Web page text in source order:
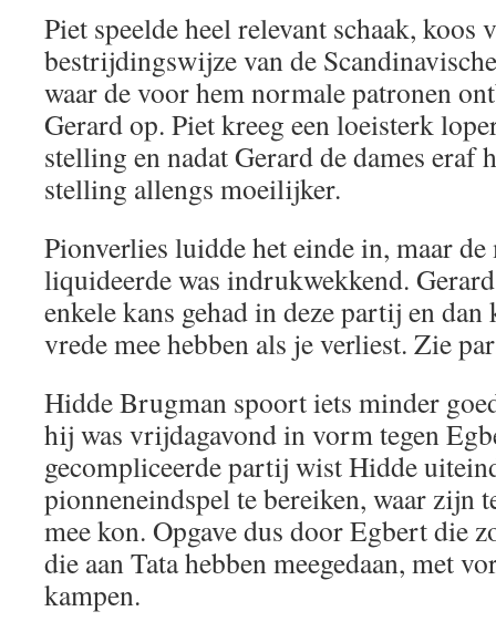
Piet speelde heel relevant schaak, koos
bestrijdingswijze van de
waar de voor hem normale patronen
Gerard op. Piet kreeg een loeisterk
stelling en nadat Gerard de dames eraf
stelling allengs moeilijker.
Pionverlies luidde het einde in, maar
liquideerde was indrukwekkend.
enkele kans gehad in deze partij en
vrede mee hebben als je verliest. Zie
Hidde Brugman spoort iets minder
hij was vrijdagavond in vorm tegen
gecompliceerde partij wist Hidde
pionneneindspel te bereiken, waar zijn
mee kon. Opgave dus door Egbert die
die aan Tata hebben meegedaan, met
kampen.